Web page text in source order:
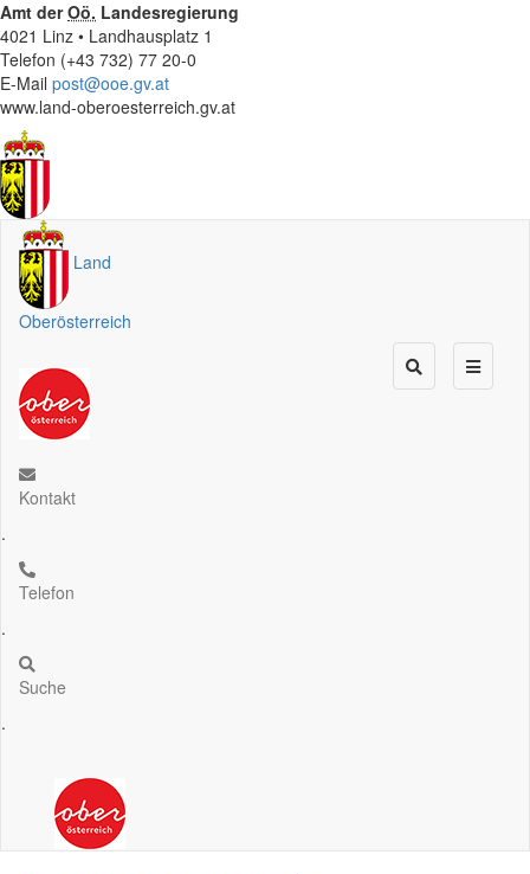
Amt derOö. Landesregierung
4021 Linz • Landhausplatz 1
Telefon (+43 732) 77 20-0
E-Mail post@ooe.gv.at
www.land-oberoesterreich.gv.at
Land
Oberösterreich
Kontakt
.
Telefon
.
Suche
.